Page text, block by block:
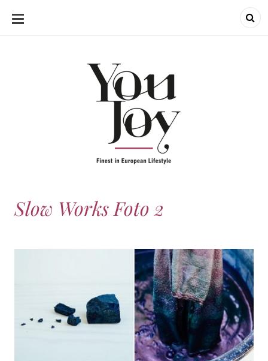
SKIP
Slow Works Foto 2